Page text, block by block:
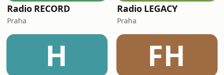
Radio RECORD
Praha
Radio LEGACY
Praha
H FH